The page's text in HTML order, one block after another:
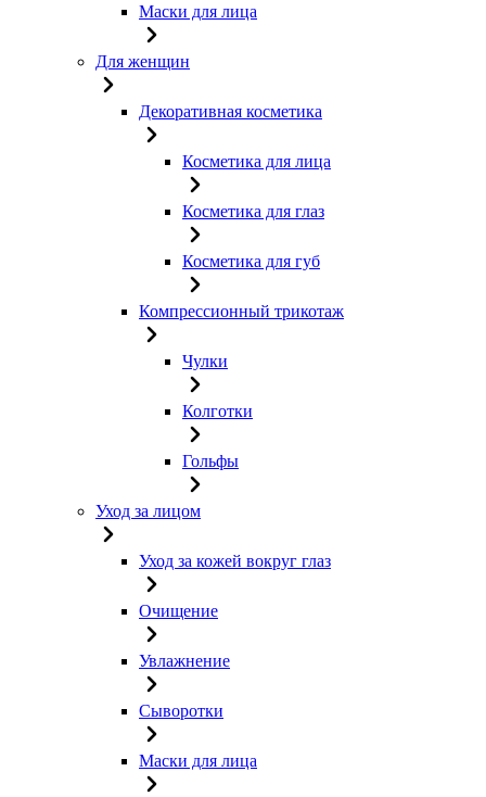
Маски для лица
Для женщин
Декоративная косметика
Косметика для лица
Косметика для глаз
Косметика для губ
Компрессионный трикотаж
Чулки
Колготки
Гольфы
Уход за лицом
Уход за кожей вокруг глаз
Очищение
Увлажнение
Сыворотки
Маски для лица